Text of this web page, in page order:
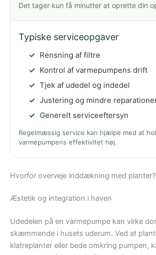
Det tager kun få minutter at oprette din
Typiske serviceopgaver
Rensning af filtre
Kontrol af varmepumpens drift
Tjek af udedel og indedel
Justering og mindre
Generelt serviceeftersyn
Regelmæssig service kan hjælpe med at
varmepumpens effektivitet høj.
Hvorfor overveje inddækning med planter?
Æstetik og integration i haven
Udedelen på en varmepumpe kan virke
skæmmende i husets uderum. Ved at
klatreplanter eller bede omkring pumpen,